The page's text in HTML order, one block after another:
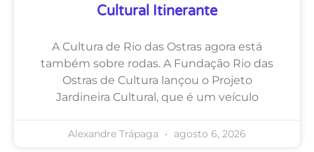
Cultural Itinerante
A Cultura de Rio das Ostras agora está
também sobre rodas. A Fundação Rio das
Ostras de Cultura lançou o Projeto
Jardineira Cultural, que é um veículo
Alexandre Trápaga agosto 6, 2026